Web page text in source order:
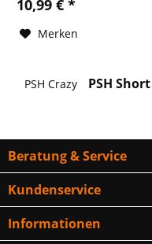
10,99 € *
Merken
PSH Crazy PSH Short
Beratung & Service
Kundenservice
Informationen